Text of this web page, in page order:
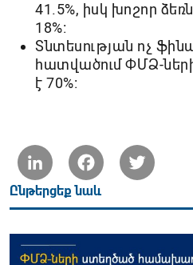
41.5%, իսկ խոշոր
18%:
Տնտեսության ոչ
հատվածում ՓՄՁ-
է 70%:
LinkedIn Facebook
Ընթերցեք նաև